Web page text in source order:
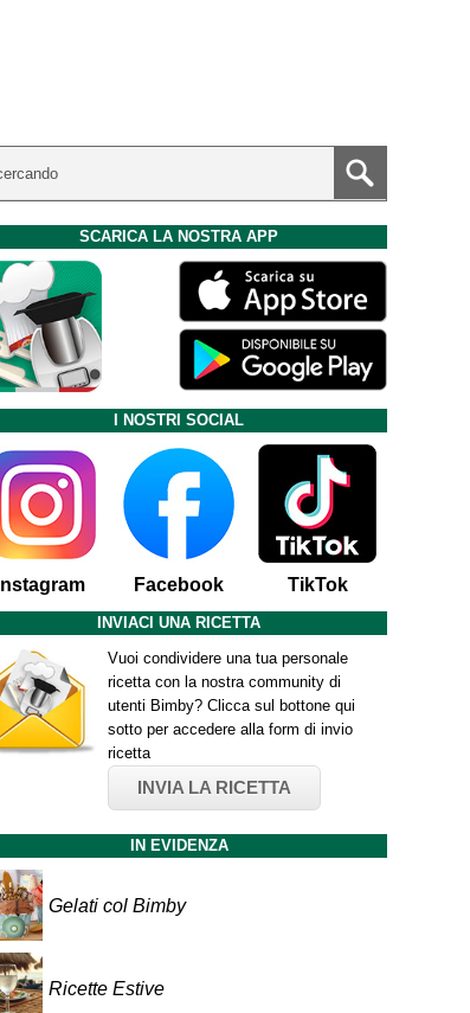
SCARICA LA NOSTRA APP
I NOSTRI SOCIAL
Instagram Facebook TikTok
INVIACI UNA RICETTA
Vuoi condividere una tua personale
ricetta con la nostra community di
utenti Bimby? Clicca sul bottone qui
sotto per accedere alla form di invio
ricetta
INVIA LA RICETTA
IN EVIDENZA
Gelati col Bimby
Ricette Estive